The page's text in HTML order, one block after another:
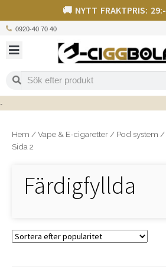
🚚 NYTT FRAKTPRIS: 29:-
0920-40 70 40
Hem /Vape & E-cigaretter / Pod system /
Sida 2
Färdigfyllda